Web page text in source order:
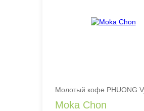
Молотый кофе PHUONG
Moka Chon